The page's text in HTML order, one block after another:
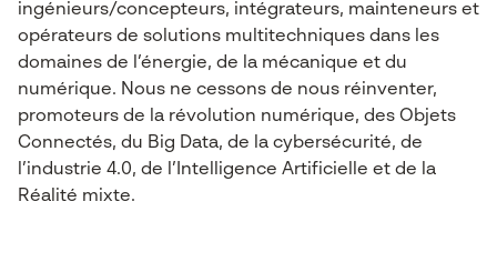
ingénieurs/concepteurs, intégrateurs, mainteneurs et
opérateurs de solutions multitechniques dans les
domaines de l’énergie, de la mécanique et du
numérique. Nous ne cessons de nous réinventer,
promoteurs de la révolution numérique, des Objets
Connectés, du Big Data, de la cybersécurité, de
l’industrie 4.0, de l’Intelligence Artificielle et de la
Réalité mixte.